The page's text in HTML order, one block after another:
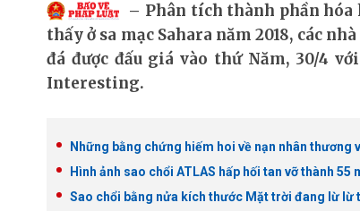
Phân tích thành phần hóa
thấy ở sa mạc Sahara năm 2018, các
đá được đấu giá vào thứ Năm, 30/4
Interesting.
Những bằng chứng hiếm hoi về nạn nhân
Hình ảnh sao chổi ATLAS hấp hối tan vỡ thành 55
Sao chổi bằng nửa kích thước Mặt trời đang lừ lừ